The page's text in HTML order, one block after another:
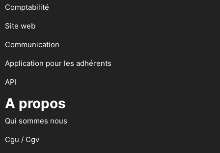
Comptabilité
Site web
Communication
Application pour les adhérents
API
A propos
Qui sommes nous
Cgu / Cgv